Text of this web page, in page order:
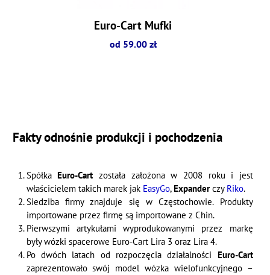
Euro-Cart Mufki
od 59.00 zł
Fakty odnośnie produkcji i pochodzenia
SpółkaEuro-Cart została założona w 2008 roku i jest
właścicielem takich marek jak EasyGo,Expanderczy Riko.
Siedziba firmy znajduje się w Częstochowie. Produkty
importowane przez firmę są importowane z Chin.
Pierwszymi artykułami wyprodukowanymi przez markę
były wózki spacerowe Euro-Cart Lira 3 oraz Lira 4.
Po dwóch latach od rozpoczęcia działalności Euro-Cart
zaprezentowało swój model wózka wielofunkcyjnego –